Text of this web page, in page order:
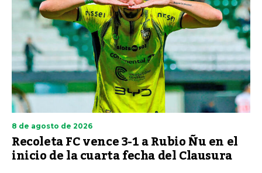
8 de agosto de 2026
Recoleta FC vence 3-1 a Rubio Ñu en el
inicio de la cuarta fecha del Clausura